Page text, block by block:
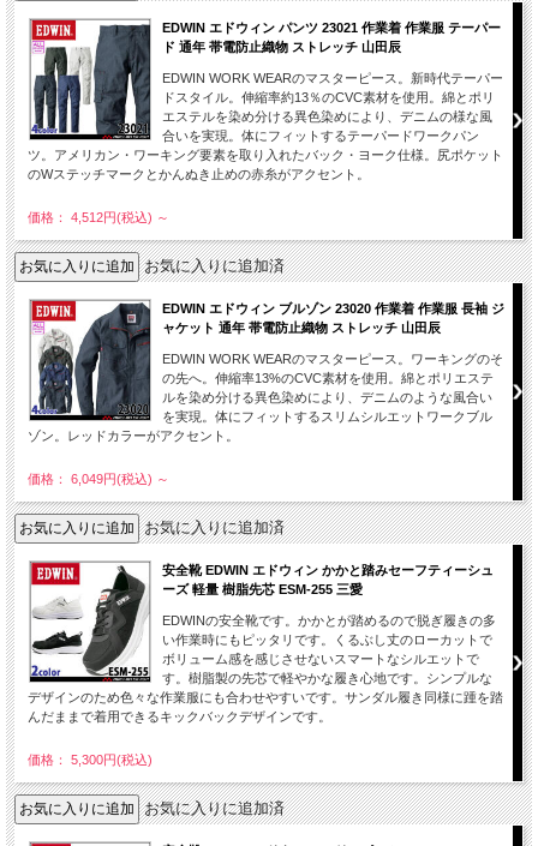
EDWIN エドウィン パンツ 23021 作業着 作業服 テーパー
ド 通年 帯電防止織物 ストレッチ 山田辰
EDWIN WORK WEARのマスターピース。新時代テーパー
ドスタイル。伸縮率約13％のCVC素材を使用。綿とポリ
エステルを染め分ける異色染めにより、デニムの様な風
合いを実現。体にフィットするテーパードワークパン
ツ。アメリカン・ワーキング要素を取り入れたバック・ヨーク仕様。尻ポケット
のWステッチマークとかんぬき止めの赤糸がアクセント。
価格： 4,512円(税込) ～
お気に入りに追加済
EDWIN エドウィン ブルゾン 23020 作業着 作業服 長袖 ジ
ャケット 通年 帯電防止織物 ストレッチ 山田辰
EDWIN WORK WEARのマスターピース。ワーキングのそ
の先へ。伸縮率13%のCVC素材を使用。綿とポリエステ
ルを染め分ける異色染めにより、デニムのような風合い
を実現。体にフィットするスリムシルエットワークブル
ゾン。レッドカラーがアクセント。
価格： 6,049円(税込) ～
お気に入りに追加済
安全靴 EDWIN エドウィン かかと踏みセーフティーシュ
ーズ 軽量 樹脂先芯 ESM-255 三愛
EDWINの安全靴です。かかとが踏めるので脱ぎ履きの多
い作業時にもピッタリです。くるぶし丈のローカットで
ボリューム感を感じさせないスマートなシルエットで
す。樹脂製の先芯で軽やかな履き心地です。シンプルな
デザインのため色々な作業服にも合わせやすいです。サンダル履き同様に踵を踏
んだままで着用できるキックバックデザインです。
価格： 5,300円(税込)
お気に入りに追加済